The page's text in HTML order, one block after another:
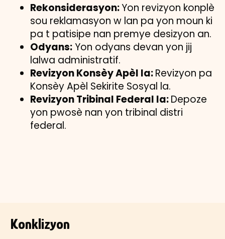
Rekonsiderasyon:Yon revizyon konplè
sou reklamasyon w lan pa yon moun ki
pa t patisipe nan premye desizyon an.
Odyans:Yon odyans devan yon jij
lalwa administratif.
Revizyon Konsèy Apèl la:Revizyon pa
Konsèy Apèl Sekirite Sosyal la.
Revizyon Tribinal Federal la:Depoze
yon pwosè nan yon tribinal distri
federal.
Konklizyon